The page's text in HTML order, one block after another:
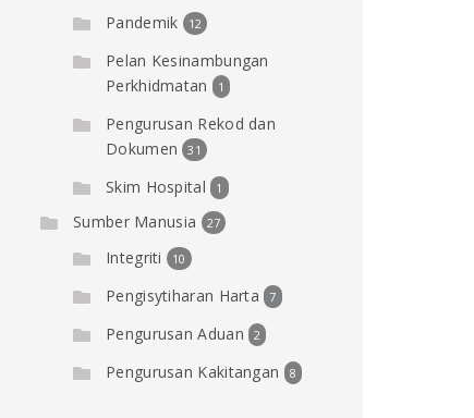
Pandemik 12
Pelan Kesinambungan
Perkhidmatan
1
Pengurusan Rekod dan
Dokumen
31
Skim Hospital 1
Sumber Manusia 27
Integriti 10
Pengisytiharan Harta 7
Pengurusan Aduan 2
Pengurusan Kakitangan 8